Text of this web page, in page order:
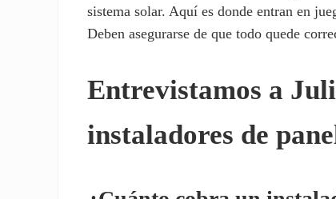
sistema solar. Aquí es donde entran en
Deben asegurarse de que todo quede
Entrevistamos a
instaladores de